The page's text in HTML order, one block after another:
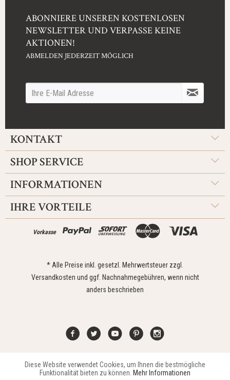
ABONNIERE UNSEREN KOSTENLOSEN
NEWSLETTER UND VERPASSE KEINE
AKTIONEN!
ABMELDEN JEDERZEIT MÖGLICH
KONTAKT
SHOP SERVICE
INFORMATIONEN
IHRE VORTEILE
Vorkasse
* Alle Preise inkl. gesetzl. Mehrwertsteuer zzgl.
Versandkosten und ggf. Nachnahmegebühren, wenn nicht
anders beschrieben
Kontakt Widerrufsrecht Impressum Versand Datenschutz
Funktionale Aktiv
Diese Website verwendet Cookies, um Ihnen die bestmögliche
Funktionalität bieten zu können. Mehr Informationen